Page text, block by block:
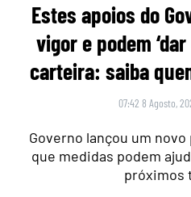
Estes apoios do
vigor e podem
carteira: saiba
07:42 8 Agosto,
Governo lançou um
que medidas podem
próximos